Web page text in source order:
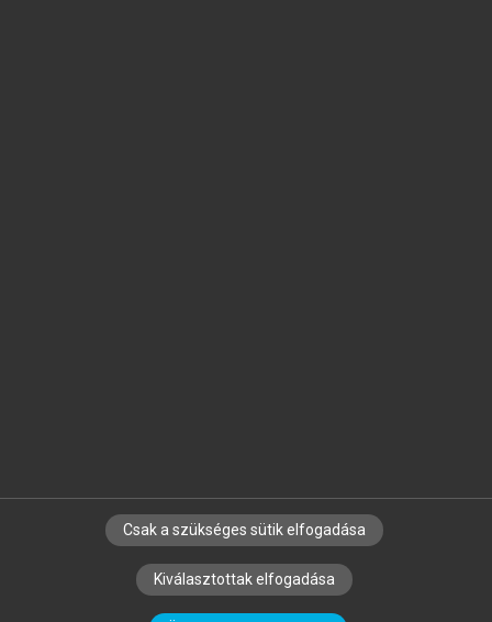
SZERZŐKNEK CÉGEKNEK KÖNYVTÁROSOKNAK
SZERKESZTÉSI ÉS LEKTORÁLÁSI ALAPELVEK
Csak a szükséges sütik elfogadása
Kiválasztottak elfogadása